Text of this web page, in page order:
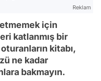
Reklam
için
katlanmış bir
kitabı,
ne kadar
bakmayın.